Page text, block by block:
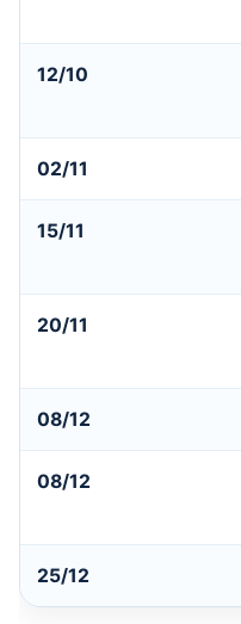
12/10
02/11
15/11
20/11
08/12
08/12
25/12